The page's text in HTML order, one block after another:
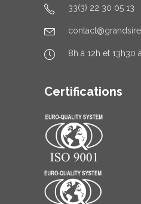
33(3) 22 30 05 13
8h à 12h et 13h30
Certifications